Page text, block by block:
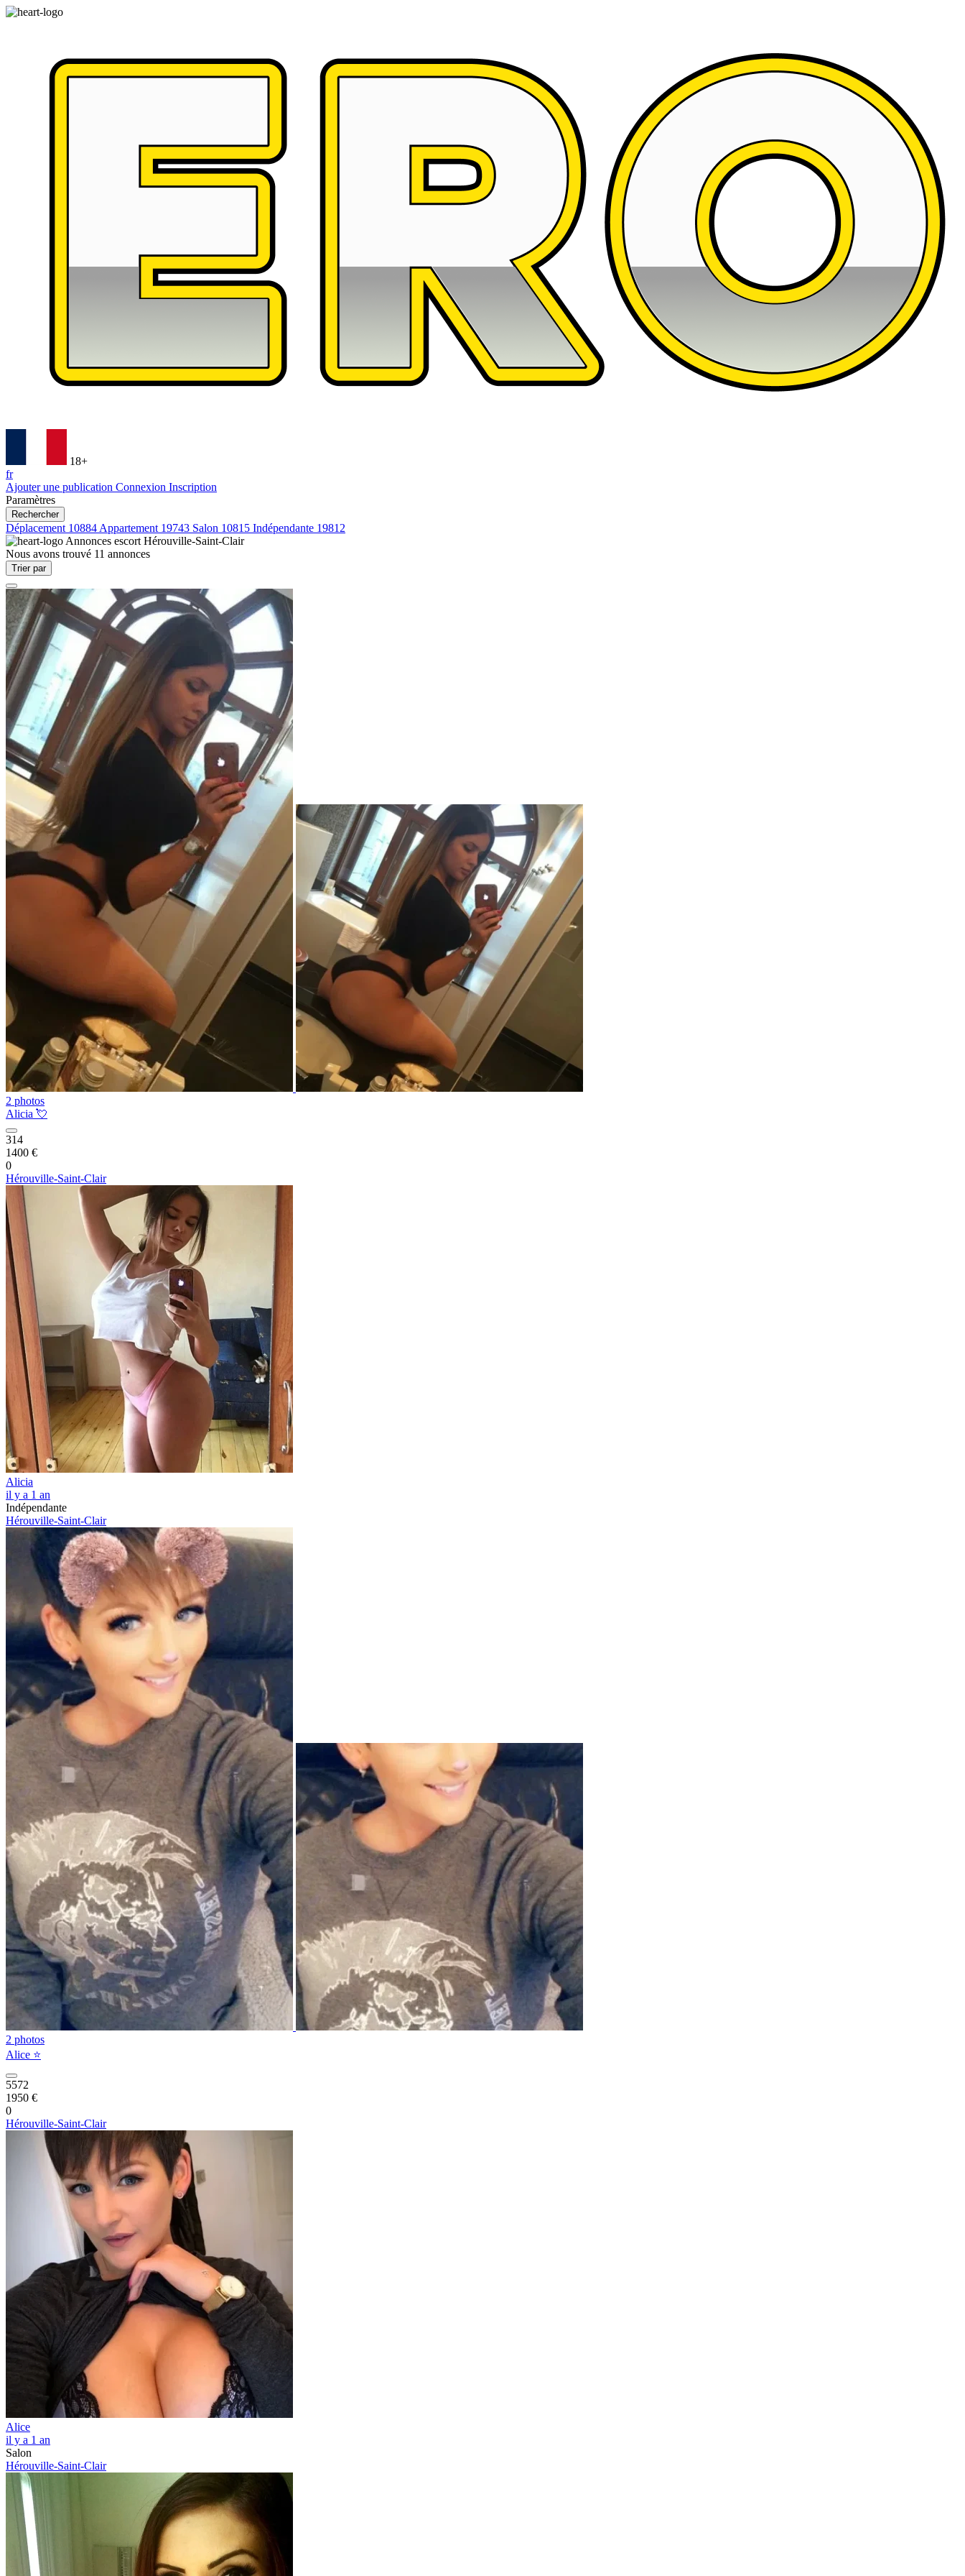
18+
fr
Ajouter une publication Connexion Inscription
Paramètres
Rechercher
Déplacement 10884 Appartement 19743 Salon 10815 Indépendante 19812
Annonces escort Hérouville-Saint-Clair
Nous avons trouvé 11 annonces
Trier par
2 photos
Alicia 💘
314
1400 €
0
Hérouville-Saint-Clair
Alicia
il y a 1 an
Indépendante
Hérouville-Saint-Clair
2 photos
Alice ⭐️
5572
1950 €
0
Hérouville-Saint-Clair
Alice
il y a 1 an
Salon
Hérouville-Saint-Clair